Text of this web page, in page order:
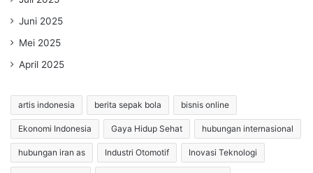
Juni 2025
Mei 2025
April 2025
artis indonesia berita sepak bola bisnis online
Ekonomi Indonesia Gaya Hidup Sehat hubungan internasional
hubungan iran as Industri Otomotif Inovasi Teknologi